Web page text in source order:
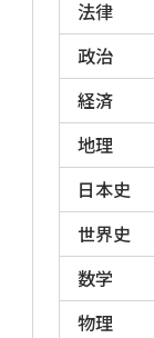
試験の内
に近い試
教養試験
行う高卒
試験で記
近年は従
SCOA、
増えていま
法律
政治
経済
地理
日本史
世界史
数学
物理